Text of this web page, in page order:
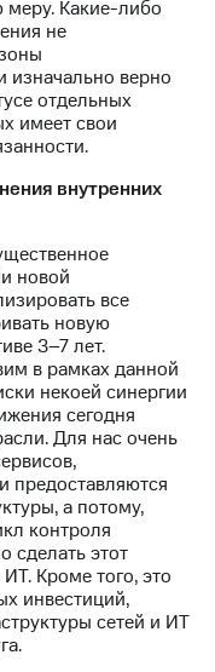
меру. Какие-либо
не
изначально верно
отдельных
имеет свои
внутренних
новой
все
новую
3–7 лет.
в рамках данной
некоей синергии
сегодня
Для нас очень
предоставляются
а потому,
контроля
сделать этот
Кроме того, это
инвестиций,
сетей и ИТ